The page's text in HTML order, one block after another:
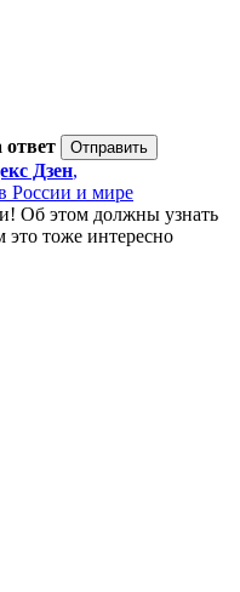
ответ
Дзен,
России и мире
Об этом должны узнать
это тоже интересно